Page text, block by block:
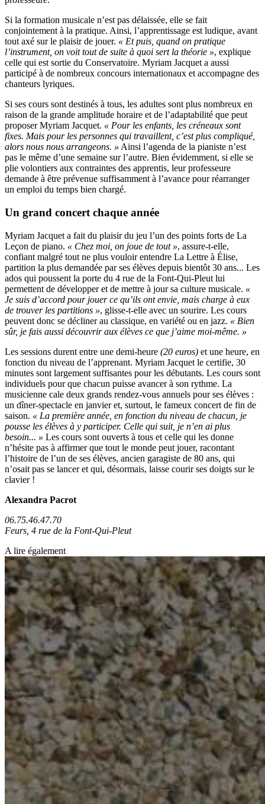
Si la formation musicale n’est pas délaissée, elle se fait
conjointement à la pratique. Ainsi, l’apprentissage est ludique, avant
tout axé sur le plaisir de jouer. « Et puis, quand on pratique
l’instrument, on voit tout de suite à quoi sert la théorie », explique
celle qui est sortie du Conservatoire. Myriam Jacquet a aussi
participé à de nombreux concours internationaux et accompagne des
chanteurs lyriques.
Si ses cours sont destinés à tous, les adultes sont plus nombreux en
raison de la grande amplitude horaire et de l’adaptabilité que peut
proposer Myriam Jacquet. « Pour les enfants, les créneaux sont
fixes. Mais pour les personnes qui travaillent, c’est plus compliqué,
alors nous nous arrangeons. » Ainsi l’agenda de la pianiste n’est
pas le même d’une semaine sur l’autre. Bien évidemment, si elle se
plie volontiers aux contraintes des apprentis, leur professeure
demande à être prévenue suffisamment à l’avance pour réarranger
un emploi du temps bien chargé.
Un grand concert chaque année
Myriam Jacquet a fait du plaisir du jeu l’un des points forts de La
Leçon de piano. « Chez moi, on joue de tout », assure-t-elle,
confiant malgré tout ne plus vouloir entendre La Lettre à Élise,
partition la plus demandée par ses élèves depuis bientôt 30 ans... Les
ados qui poussent la porte du 4 rue de la Font-Qui-Pleut lui
permettent de développer et de mettre à jour sa culture musicale. «
Je suis d’accord pour jouer ce qu’ils ont envie, mais charge à eux
de trouver les partitions », glisse-t-elle avec un sourire. Les cours
peuvent donc se décliner au classique, en variété ou en jazz. « Bien
sûr, je fais aussi découvrir aux élèves ce que j’aime moi-même. »
Les sessions durent entre une demi-heure (20 euros) et une heure, en
fonction du niveau de l’apprenant. Myriam Jacquet le certifie, 30
minutes sont largement suffisantes pour les débutants. Les cours sont
individuels pour que chacun puisse avancer à son rythme. La
musicienne cale deux grands rendez-vous annuels pour ses élèves :
un dîner-spectacle en janvier et, surtout, le fameux concert de fin de
saison. « La première année, en fonction du niveau de chacun, je
pousse les élèves à y participer. Celle qui suit, je n’en ai plus
besoin... » Les cours sont ouverts à tous et celle qui les donne
n’hésite pas à affirmer que tout le monde peut jouer, racontant
l’histoire de l’un de ses élèves, ancien garagiste de 80 ans, qui
n’osait pas se lancer et qui, désormais, laisse courir ses doigts sur le
clavier !
Alexandra Pacrot
06.75.46.47.70
Feurs, 4 rue de la Font-Qui-Pleut
A lire également